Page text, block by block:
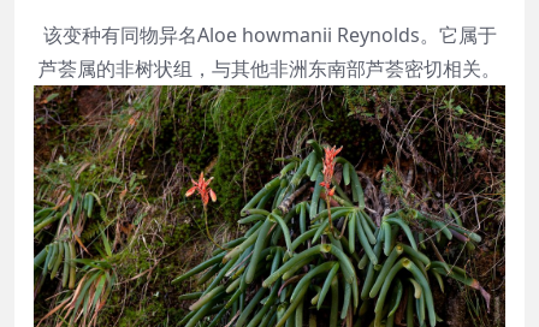
该变种有同物异名Aloe howmanii Reynolds。它属于
芦荟属的非树状组，与其他非洲东南部芦荟密切相关。